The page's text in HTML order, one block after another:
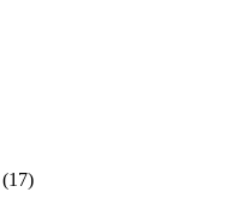
(17)